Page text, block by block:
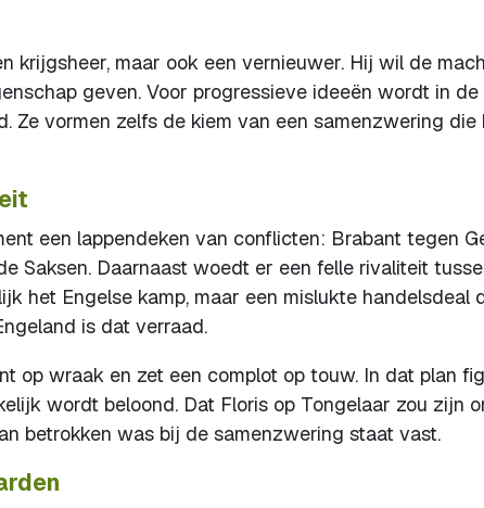
krijgsheer, maar ook een vernieuwer. Hij wil de
geven. Voor progressieve ideeën wordt in
Ze vormen zelfs de kiem van een samenzwering
een lappendeken van conflicten: Brabant tegen
Saksen. Daarnaast woedt er een felle rivaliteit
het Engelse kamp, maar een mislukte
is dat verraad.
op wraak en zet een complot op touw. In dat plan
wordt beloond. Dat Floris op Tongelaar zou zijn
betrokken was bij de samenzwering staat vast.